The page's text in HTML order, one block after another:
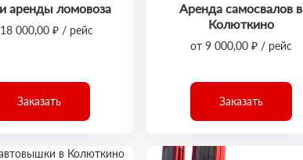
аренды ломовоза
000,00 ₽ / рейс
Заказать
Аренда самосвалов в
Колюткино
от 9 000,00 ₽ / рейс
Заказать